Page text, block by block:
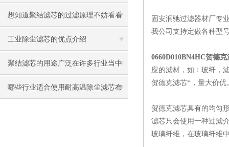
想知道聚结滤芯的过滤原理不妨看看
本篇吧
工业除尘滤芯的优点介绍
聚结滤芯的用途广泛在许多行业当中
发挥很大作用
哪些行业适合使用耐高温除尘滤芯布
固安润驰过滤器材厂专
我公司支持定做各种型
0660D010BN4HC贺德克
应的滤材，如：玻纤，
贺德克滤芯*，量大价优
贺德克滤芯具有的均匀
滤芯只会使用一种过滤
玻璃纤维，在玻璃纤维